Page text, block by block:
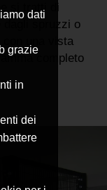
si tratti di
dagli spruzzi o
con una vista
completo
dati
grazie
in
dei